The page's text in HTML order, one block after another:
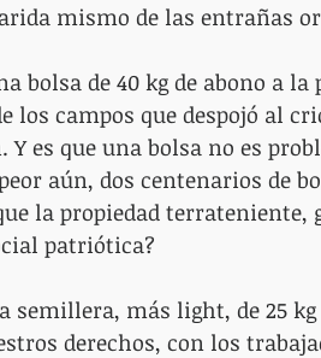
mismo de las entrañas
bolsa de 40 kg de abono a
los campos que despojó al
es que una bolsa no es
aún, dos centenarios de
la propiedad
patriótica?
semillera, más light, de 25
derechos, con los